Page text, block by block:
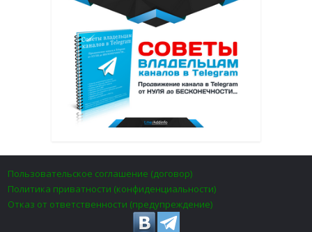
Пользовательское соглашение (договор)
Политика приватности (конфиденциальности)
Отказ от ответственности (предупреждение)